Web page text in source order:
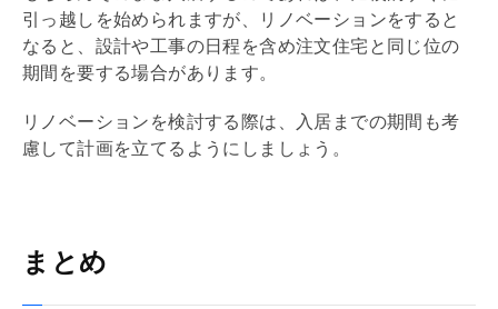
引っ越しを始められますが、
リノベーションをすると
なると、設計や工事の日程を含め注文住宅と同じ位の
期間を要する場合があります。
リノベーション を検討する際は、入居までの期間も考
慮して計画を立てるようにしましょう。
まとめ